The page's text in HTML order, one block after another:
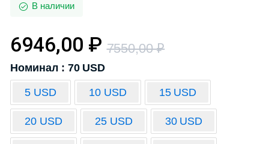
В наличии
7550,00₽
6946,00 ₽
Номинал : 70 USD
5 USD 10 USD 15 USD
20 USD 25 USD 30 USD